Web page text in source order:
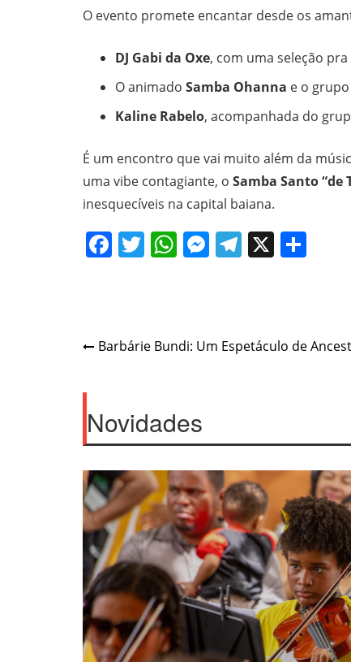
O evento promete encantar desde os
DJ Gabi da Oxe, com uma seleção
O animado Samba Ohanna e o grupo
Kaline Rabelo, acompanhada do
É um encontro que vai muito além da
uma vibe contagiante, o Samba Santo “de
inesquecíveis na capital baiana.
Facebook
Twitter
WhatsApp
Messenger
Telegram
X
Post
Barbárie Bundi: Um Espetáculo de
Novidades